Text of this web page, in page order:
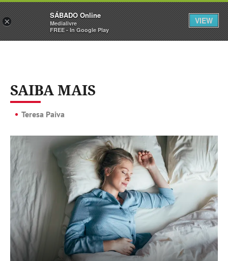
Sábado Assine Iniciar Sessão
SAIBA MAIS
Teresa Paiva
×
SÁBADO Online
Medialivre
FREE - In Google Play
VIEW